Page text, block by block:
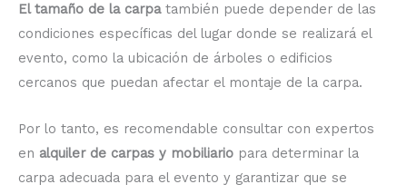
El tamaño de la carpatambién puede depender de las
condiciones específicas del lugar donde se realizará el
evento, como la ubicación de árboles o edificios
cercanos que puedan afectar el montaje de la carpa.
Por lo tanto, es recomendable consultar con expertos
en alquiler de carpas y mobiliario para determinar la
carpa adecuada para el evento y garantizar que se